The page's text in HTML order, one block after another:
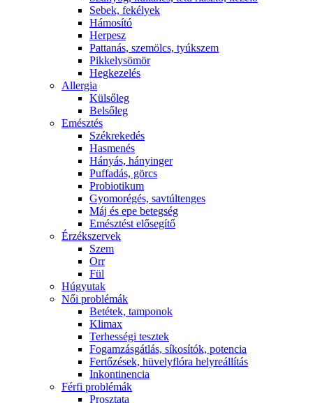
Sebek, fekélyek
Hámosító
Herpesz
Pattanás, szemölcs, tyúkszem
Pikkelysömör
Hegkezelés
Allergia
Külsőleg
Belsőleg
Emésztés
Székrekedés
Hasmenés
Hányás, hányinger
Puffadás, görcs
Probiotikum
Gyomorégés, savtúltenges
Máj és epe betegség
Emésztést elősegítő
Érzékszervek
Szem
Orr
Fül
Húgyutak
Női problémák
Betétek, tamponok
Klimax
Terhességi tesztek
Fogamzásgátlás, síkosítók, potencia
Fertőzések, hüvelyflóra helyreállítás
Inkontinencia
Férfi problémák
Prosztata